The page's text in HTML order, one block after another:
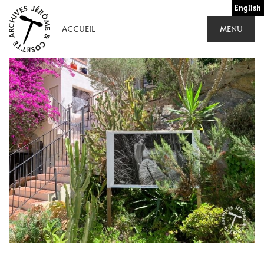
Aller
au
contenu
English
ACCUEIL
MENU